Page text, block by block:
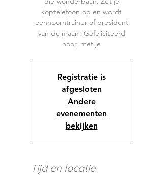
koptelefoon op en wordt
eenhoorntrainer of president
van de maan! Gefeliciteerd
hoor, met je
Registratie is
afgesloten
Andere
evenementen
bekijken
Tijd en locatie